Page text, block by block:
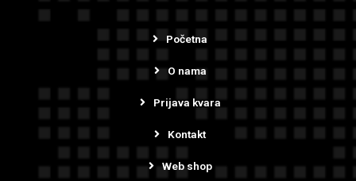
Početna
O nama
Prijava kvara
Kontakt
Web shop